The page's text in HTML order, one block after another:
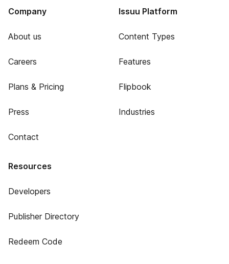
Company
About us
Careers
Plans & Pricing
Press
Contact
Issuu Platform
Content Types
Features
Flipbook
Industries
Resources
Developers
Publisher Directory
Redeem Code